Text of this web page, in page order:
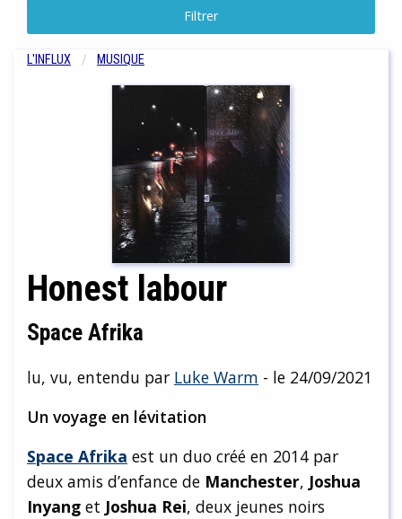
Filtrer
L'INFLUX MUSIQUE
Honest labour
Space Afrika
lu, vu, entendu par Luke Warm - le 24/09/2021
Un voyage en lévitation
Space Afrika est un duo créé en 2014 par
deux amis d’enfance de Manchester, Joshua
Inyang et Joshua Rei, deux jeunes noirs